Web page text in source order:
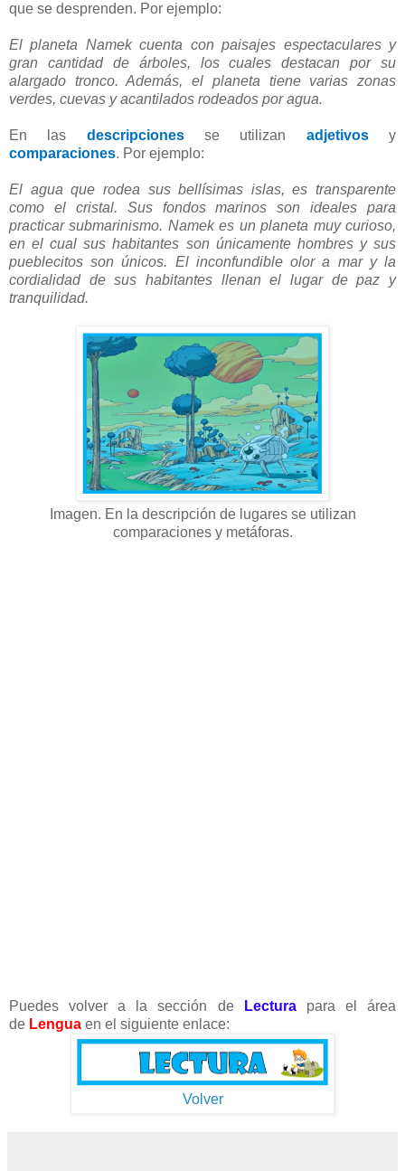
que se desprenden. Por ejemplo:
El planeta Namek cuenta con paisajes espectaculares y
gran cantidad de árboles, los cuales destacan por su
alargado tronco. Además, el planeta tiene varias zonas
verdes, cuevas y acantilados rodeados por agua.
En las descripcionesse utilizan adjetivosy
comparaciones. Por ejemplo:
El agua que rodea sus bellísimas islas, es transparente
como el cristal. Sus fondos marinos son ideales para
practicar submarinismo. Namek es un planeta muy curioso,
en el cual sus habitantes son únicamente hombres y sus
pueblecitos son únicos. El inconfundible olor a mar y la
cordialidad de sus habitantes llenan el lugar de paz y
tranquilidad.
Imagen. En la descripción de lugares se utilizan
comparaciones y metáforas.
Puedes volver a la sección de Lecturapara el área
de Lengua en el siguiente enlace:
Volver